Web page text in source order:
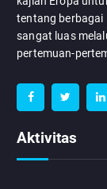
tentang berbagai
sangat luas
pertemuan-
Aktivitas